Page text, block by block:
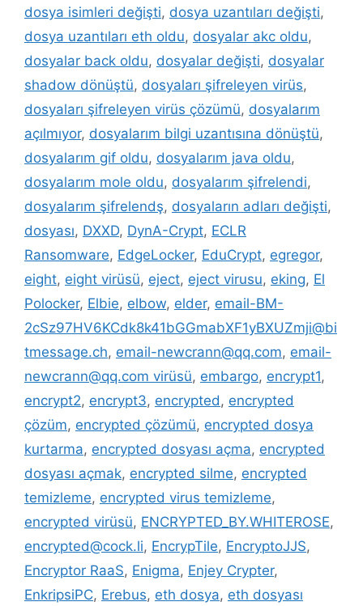
dosya isimleri değişti, dosya uzantıları değişti,
dosya uzantıları eth oldu, dosyalar akc oldu,
dosyalar back oldu, dosyalar değişti, dosyalar
shadow dönüştü, dosyaları şifreleyen virüs,
dosyaları şifreleyen virüs çözümü, dosyalarım
açılmıyor, dosyalarım bilgi uzantısına dönüştü,
dosyalarım gif oldu, dosyalarım java oldu,
dosyalarım mole oldu, dosyalarım şifrelendi,
dosyalarım şifrelendş, dosyaların adları değişti,
dosyası, DXXD, DynA-Crypt, ECLR
Ransomware, EdgeLocker, EduCrypt, egregor,
eight, eight virüsü, eject, eject virusu, eking, El
Polocker, Elbie, elbow, elder, email-BM-
2cSz97HV6KCdk8k41bGGmabXF1yBXUZmji@bi
tmessage.ch, email-newcrann@qq.com, email-
newcrann@qq.com virüsü, embargo, encrypt1,
encrypt2, encrypt3, encrypted, encrypted
çözüm, encrypted çözümü, encrypted dosya
kurtarma, encrypted dosyası açma, encrypted
dosyası açmak, encrypted silme, encrypted
temizleme, encrypted virus temizleme,
encrypted virüsü, ENCRYPTED_BY.WHITEROSE,
encrypted@cock.li, EncrypTile, EncryptoJJS,
Encryptor RaaS, Enigma, Enjey Crypter,
EnkripsiPC, Erebus, eth dosya, eth dosyası